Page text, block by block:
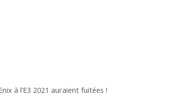
à l’E3 2021 auraient fuitées !